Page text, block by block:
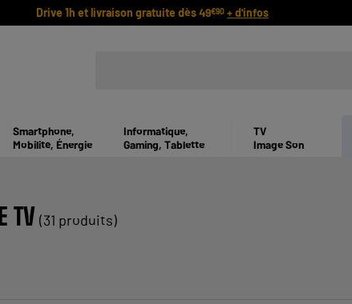
Drive 1h et livraison gratuite dès 49€90 + d'infos
Smartphone,
Mobilité, Énergie
Informatique,
Gaming, Tablette
TV
Image Son
TV (31 produits)